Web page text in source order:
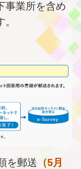
事業所を含め
を郵送 （5月